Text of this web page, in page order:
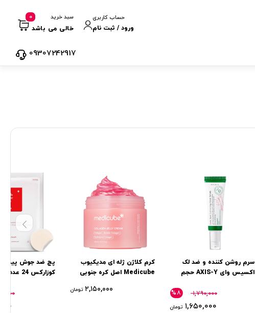
حساب کاربری
ورود / ثبت نام
سبد خرید
خالی می باشد
0
09307242917
سرم روشن‌ کننده و ضد لک
اکسیس وای AXIS-Y حجم
۱,۷۹۰,۰۰۰
۱,۶۵۰,۰۰۰ تومان
%۸
کرم کلاژن ژله ای مدیکیوب
Medicube اصل کره جنوبی
۲,۱۵۰,۰۰۰ تومان
پچ ضد جوش پیمپل
کوزارکس 24 عددی